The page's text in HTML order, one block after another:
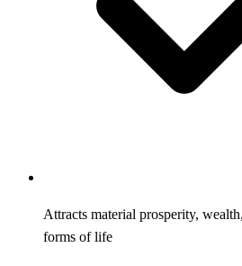
Attracts material prosperity,
forms of life